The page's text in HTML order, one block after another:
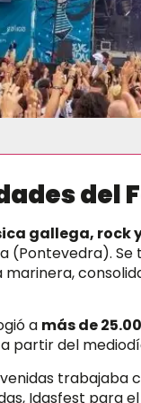
del
gallega, rock
(Pontevedra).
a más de
partir del
Idasfest para el